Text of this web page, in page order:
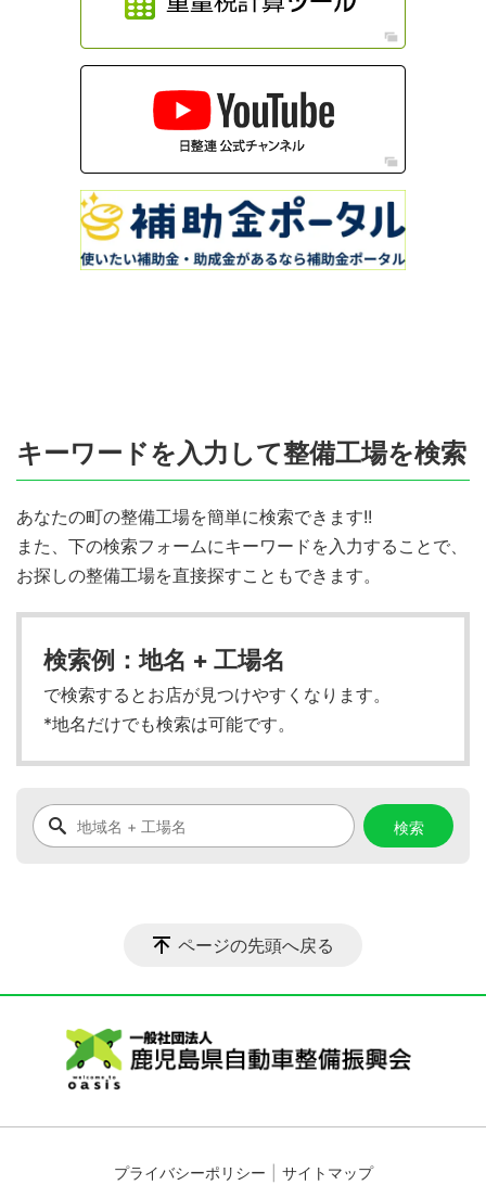
キーワードを入力して整備工場を検索
あなたの町の整備工場を簡単に検索できます!!
また、下の検索フォームにキーワードを入力することで、
お探しの整備工場を直接探すこともできます。
検索例：地名 + 工場名
で検索するとお店が見つけやすくなります。
*地名だけでも検索は可能です。
ページの先頭へ戻る
プライバシーポリシー サイトマップ